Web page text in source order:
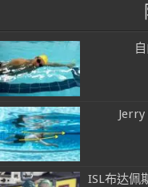
ISL布达佩